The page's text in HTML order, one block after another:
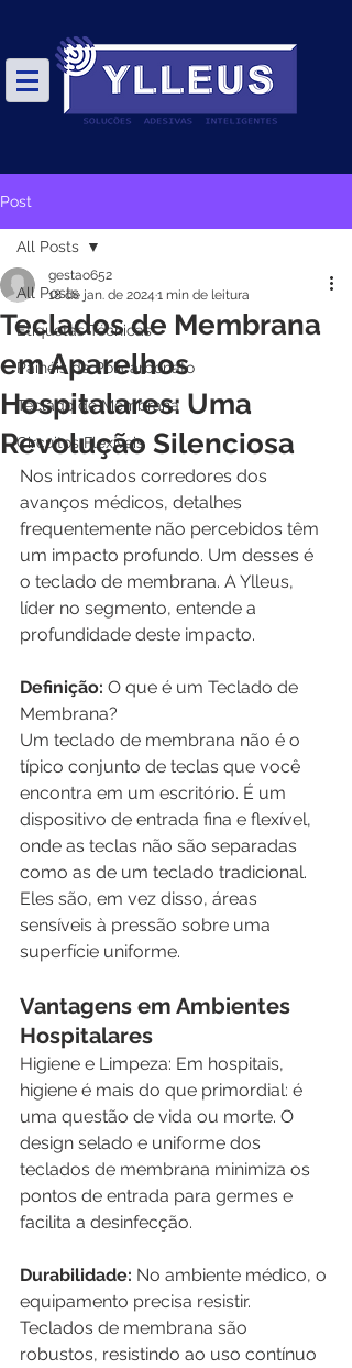
Post
All Posts
Etiquetas Técnicas
Painéis de Policarbonato
Teclado de Membrana
Circuitos Flexíveis
All Posts
Teclados de Membrana
em Aparelhos
Hospitalares: Uma
Revolução Silenciosa
gestao652
18 de jan. de 2024 1 min de leitura
Nos intricados corredores dos
avanços médicos, detalhes
frequentemente não percebidos têm
um impacto profundo. Um desses é
o teclado de membrana. A Ylleus,
líder no segmento, entende a
profundidade deste impacto.
Definição: O que é um Teclado de
Membrana?
Um teclado de membrana não é o
típico conjunto de teclas que você
encontra em um escritório. É um
dispositivo de entrada fina e flexível,
onde as teclas não são separadas
como as de um teclado tradicional.
Eles são, em vez disso, áreas
sensíveis à pressão sobre uma
superfície uniforme.
Vantagens em Ambientes
Hospitalares
Higiene e Limpeza: Em hospitais,
higiene é mais do que primordial: é
uma questão de vida ou morte. O
design selado e uniforme dos
teclados de membrana minimiza os
pontos de entrada para germes e
facilita a desinfecção.
Durabilidade: No ambiente médico, o
equipamento precisa resistir.
Teclados de membrana são
robustos, resistindo ao uso contínuo